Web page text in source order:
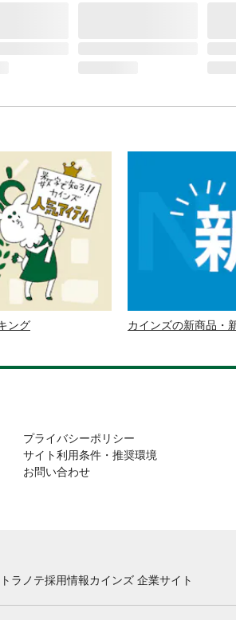
ング カインズの新商品・
プライバシーポリシー
サイト利用条件・推奨環境
お問い合わせ
トラノテ採用情報カインズ 企業サイト